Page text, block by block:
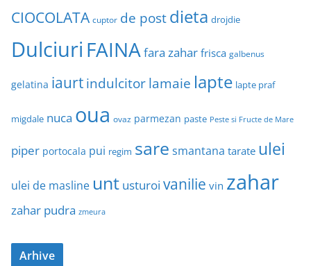
CIOCOLATA cuptor de postdieta drojdie
Dulciuri FAINAfara zahar frisca galbenus
gelatina iaurtindulcitorlamaie lapte lapte praf
migdale nuca oua ovaz parmezan paste Peste si Fructe de Mare
piper portocala pui regim sare smantana tarate ulei
ulei de masline unt usturoi vanilie vin zahar
zahar pudra zmeura
Arhive